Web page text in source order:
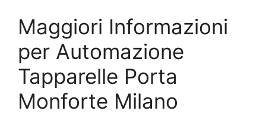
Maggiori Informazioni
per Automazione
Tapparelle Porta
Monforte Milano